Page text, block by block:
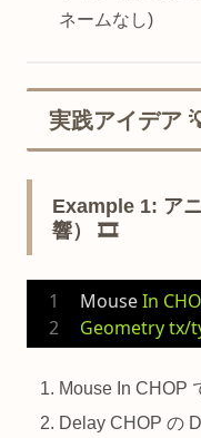
ネームなし)
実践アイデア
Example 1: ア
響） 🎞️
MouseIn
Geometry tx/
Mouse In CHOP
Delay CHOP の